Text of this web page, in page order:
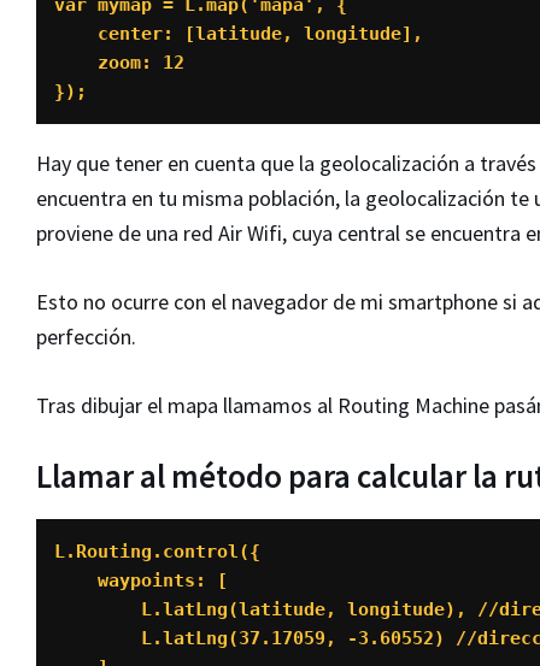
var mymap = L.map('mapa', {
});
Hay que tener en cuenta que la geolocalización a
encuentra en tu misma población, la geolocalización
proviene de una red Air Wifi, cuya central se
Esto no ocurre con el navegador de mi smartphone si
perfección.
Tras dibujar el mapa llamamos al Routing Machine
Llamar al método para calcular la
L.Routing.control({